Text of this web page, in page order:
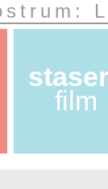
film